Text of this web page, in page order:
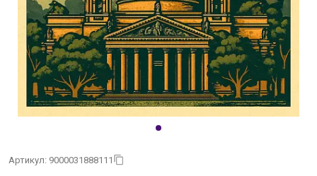
Артикул: 9000031888111